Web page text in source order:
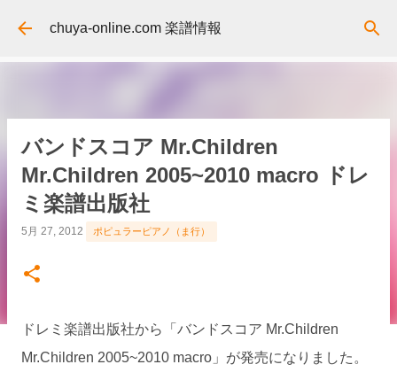
スキップしてメイン コンテンツに移動
chuya-online.com 楽譜情報
バンドスコア Mr.Children
Mr.Children 2005~2010 macro ドレ
ミ楽譜出版社
5月 27, 2012 ポピュラーピアノ（ま行）
ドレミ楽譜出版社から「バンドスコア Mr.Children
Mr.Children 2005~2010 macro」が発売になりました。